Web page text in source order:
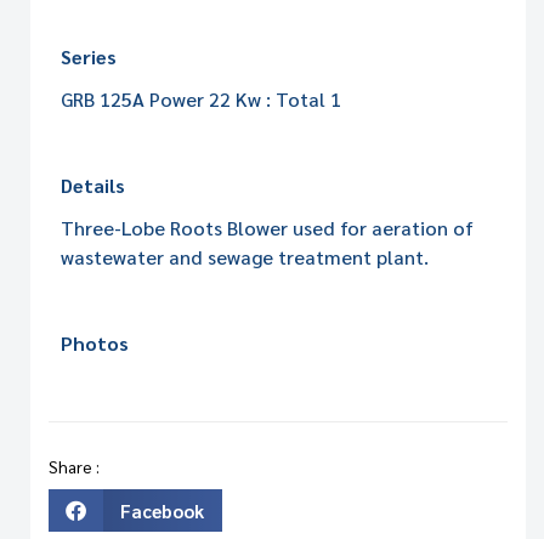
Series
GRB 125A Power 22 Kw : Total 1
Details
Three-Lobe Roots Blower used for aeration of
wastewater and sewage treatment plant.
Photos
Share :
Facebook